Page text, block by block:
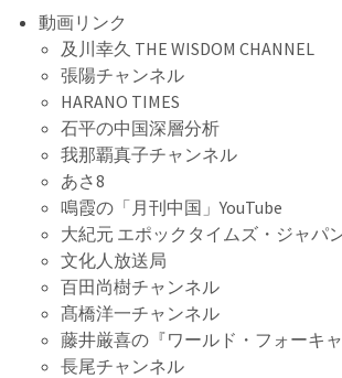
動画リンク
及川幸久 THE WISDOM CHANNEL
張陽チャンネル
HARANO TIMES
石平の中国深層分析
我那覇真子チャンネル
あさ8
鳴霞の「月刊中国」YouTube
大紀元 エポックタイムズ・ジャパ
文化人放送局
百田尚樹チャンネル
髙橋洋一チャンネル
藤井厳喜の『ワールド・フォーキャ
長尾チャンネル